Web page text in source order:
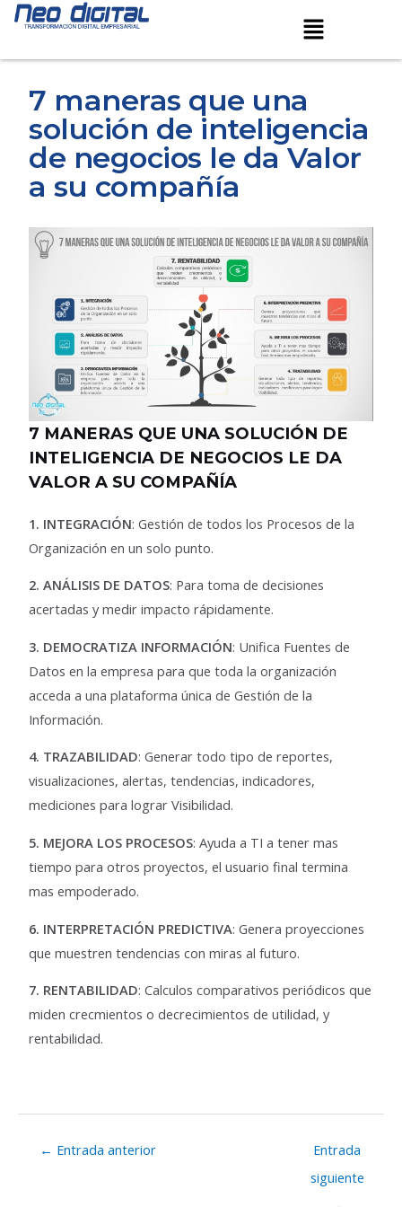
contenido
Menú
7 maneras que una
solución de inteligencia
de negocios le da Valor
a su compañía
7 MANERAS QUE UNA SOLUCIÓN DE
INTELIGENCIA DE NEGOCIOS LE DA
VALOR A SU COMPAÑÍA
1. INTEGRACIÓN: Gestión de todos los Procesos de la
Organización en un solo punto.
2. ANÁLISIS DE DATOS: Para toma de decisiones
acertadas y medir impacto rápidamente.
3. DEMOCRATIZA INFORMACIÓN: Unifica Fuentes de
Datos en la empresa para que toda la organización
acceda a una plataforma única de Gestión de la
Información.
4. TRAZABILIDAD: Generar todo tipo de reportes,
visualizaciones, alertas, tendencias, indicadores,
mediciones para lograr Visibilidad.
5. MEJORA LOS PROCESOS: Ayuda a TI a tener mas
tiempo para otros proyectos, el usuario final termina
mas empoderado.
6. INTERPRETACIÓN PREDICTIVA: Genera proyecciones
que muestren tendencias con miras al futuro.
7. RENTABILIDAD: Calculos comparativos periódicos que
miden crecmientos o decrecimientos de utilidad, y
rentabilidad.
Navegación
entradas
← Entrada anterior
Entrada
siguiente